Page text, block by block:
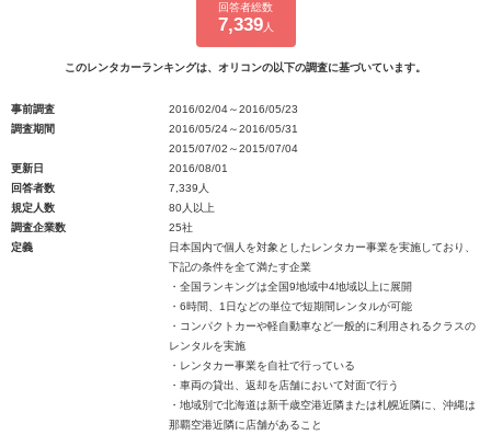
回答者総数
7,339人
このレンタカーランキングは、オリコンの以下の調査に基づいています。
事前調査
2016/02/04～2016/05/23
調査期間
2016/05/24～2016/05/31
2015/07/02～2015/07/04
更新日
2016/08/01
回答者数
7,339人
規定人数
80人以上
調査企業数
25社
定義
日本国内で個人を対象としたレンタカー事業を実施しており、
下記の条件を全て満たす企業
・全国ランキングは全国9地域中4地域以上に展開
・6時間、1日などの単位で短期間レンタルが可能
・コンパクトカーや軽自動車など一般的に利用されるクラスの
レンタルを実施
・レンタカー事業を自社で行っている
・車両の貸出、返却を店舗において対面で行う
・地域別で北海道は新千歳空港近隣または札幌近隣に、沖縄は
那覇空港近隣に店舗があること